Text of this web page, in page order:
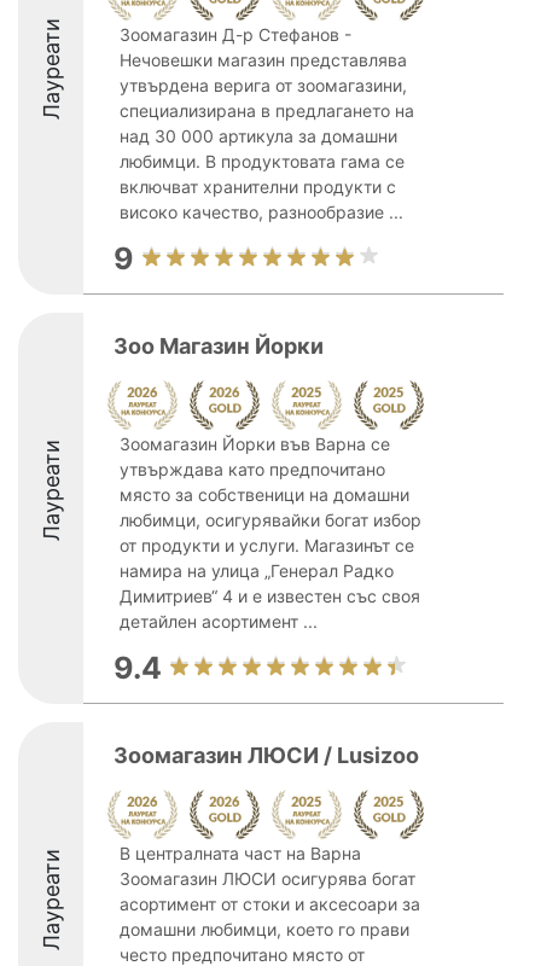
Лауреати
Зоомагазин Д-р Стефанов -
Нечовешки магазин представлява
утвърдена верига от зоомагазини,
специализирана в предлагането на
над 30 000 артикула за домашни
любимци. В продуктовата гама се
включват хранителни продукти с
високо качество, разнообразие ...
9
Лауреати
Зоо Магазин Йорки
Зоомагазин Йорки във Варна се
утвърждава като предпочитано
място за собственици на домашни
любимци, осигурявайки богат избор
от продукти и услуги. Магазинът се
намира на улица „Генерал Радко
Димитриев“ 4 и е известен със своя
детайлен асортимент ...
9.4
Лауреати
Зоомагазин ЛЮСИ / Lusizoo
В централната част на Варна
Зоомагазин ЛЮСИ осигурява богат
асортимент от стоки и аксесоари за
домашни любимци, което го прави
често предпочитано място от